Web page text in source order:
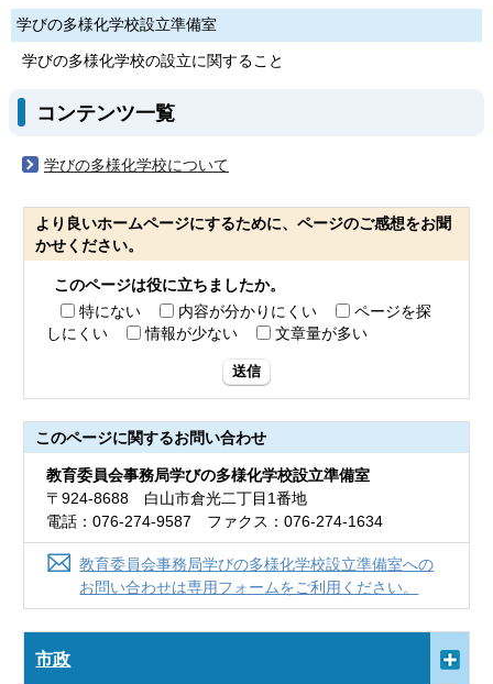
学びの多様化学校設立準備室
学びの多様化学校の設立に関すること
コンテンツ一覧
学びの多様化学校について
より良いホームページにするために、ページのご感想をお聞
かせください。
このページは役に立ちましたか。
特にない
内容が分かりにくい
ページを探
しにくい
情報が少ない 文章量が多い
送信
このページに関するお問い合わせ
教育委員会事務局学びの多様化学校設立準備室
〒924-8688 白山市倉光二丁目1番地
電話：076-274-9587 ファクス：076-274-1634
教育委員会事務局学びの多様化学校設立準備室への
お問い合わせは専用フォームをご利用ください。
市政